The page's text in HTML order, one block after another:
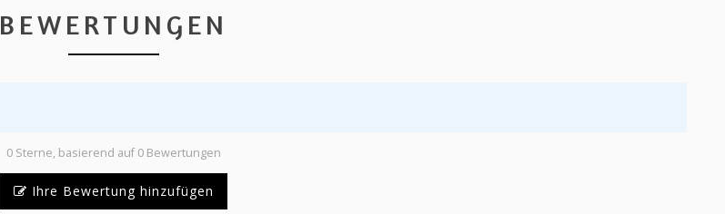
BEWERTUNGEN
0 Sterne, basierend auf 0 Bewertungen
Ihre Bewertung hinzufügen